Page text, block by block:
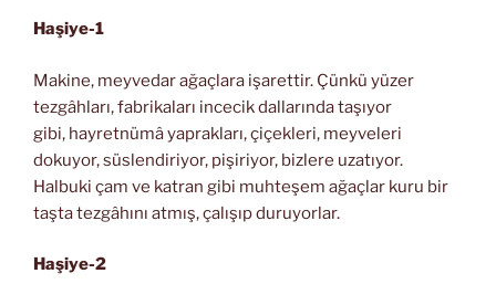
Haşiye-1
Makine, meyvedar ağaçlara işarettir. Çünkü yüzer
tezgâhları, fabrikaları incecik dallarında taşıyor
gibi, hayretnümâ yaprakları, çiçekleri, meyveleri
dokuyor, süslendiriyor, pişiriyor, bizlere uzatıyor.
Halbuki çam ve katran gibi muhteşem ağaçlar kuru bir
taşta tezgâhını atmış, çalışıp duruyorlar.
Haşiye-2